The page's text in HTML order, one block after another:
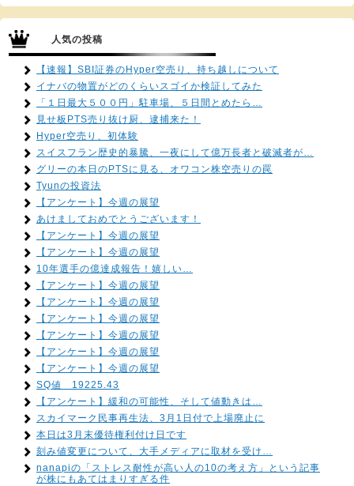
人気の投稿
【速報】SBI証券のHyper空売り、持ち越しについて
イナバの物置がどのくらいスゴイか検証してみた
「１日最大５００円」駐車場、５日間とめたら…
見せ板PTS売り抜け厨、逮捕来た！
Hyper空売り、初体験
スイスフラン歴史的暴騰、一夜にして億万長者と破滅者が…
グリーの本日のPTSに見る、オワコン株空売りの罠
Tyunの投資法
【アンケート】今週の展望
あけましておめでとうございます！
【アンケート】今週の展望
【アンケート】今週の展望
10年選手の億達成報告！嬉しい…
【アンケート】今週の展望
【アンケート】今週の展望
【アンケート】今週の展望
【アンケート】今週の展望
【アンケート】今週の展望
【アンケート】今週の展望
SQ値 19225.43
【アンケート】緩和の可能性、そして値動きは…
スカイマーク民事再生法、3月1日付で上場廃止に
本日は3月末優待権利付け日です
刻み値変更について、大手メディアに取材を受け…
nanapiの「ストレス耐性が高い人の10の考え方」という記事
が株にもあてはまりすぎる件